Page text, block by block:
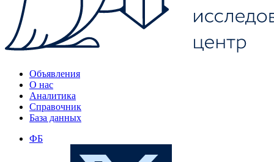
Объявления
О нас
Аналитика
Справочник
База данных
ФБ